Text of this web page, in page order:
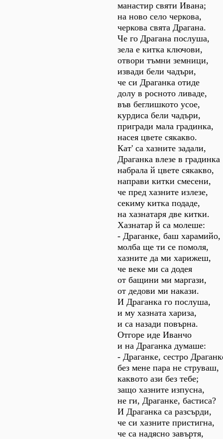
манастир святи Ивана;
на ново село черкова,
черкова свята Драгана.
Че го Драгана послуша,
зела е китка ключови,
отвори тъмни земници,
извади бели чадъри,
че си Драганка отиде
долу в росното ливаде,
във беглишкото усое,
курдиса бели чадъри,
пригради мала градинка,
насея цвете сякакво.
Кат' са хазните задали,
Драганка влезе в градинка
набрала й цвете сякакво,
направи китки смесени,
че пред хазните излезе,
секиму китка подаде,
на хазнатаря две китки.
Хазнатар й са молеше:
- Драганке, баш харамийо,
молба ще ти се помоля,
хазните да ми харижеш,
че веке ми са додея
от бащини ми маргази,
от дедови ми накази.
И Драганка го послуша,
и му хазната хариза,
и са назади повърна.
Отгоре иде Иванчо
и на Драганка думаше:
- Драганке, сестро
без мене пара не струваш,
каквото ази без тебе;
защо хазните изпусна,
не ги, Драганке, бастиса?
И Драганка са разсърди,
че си хазните пристигна,
че са надясно завъртя,